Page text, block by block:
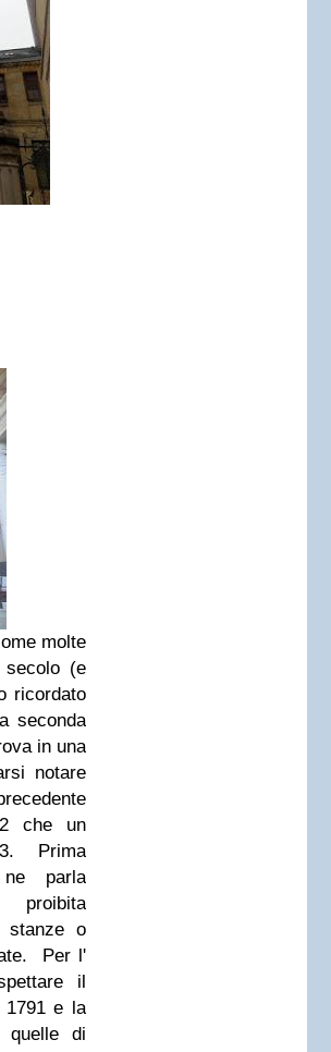
molte
secolo (e
ricordato
seconda
in una
notare
che un
Prima
parla
proibita
stanze o
Per l'
il
1791 e la
quelle di